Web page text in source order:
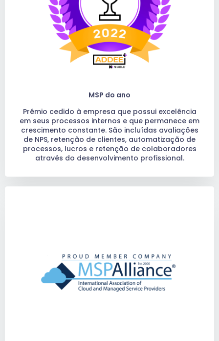
MSP do ano
Prêmio cedido à empresa que possui excelência
em seus processos internos e que permanece em
crescimento constante. São incluídas avaliações
de NPS, retenção de clientes, automatização de
processos, lucros e retenção de colaboradores
através do desenvolvimento profissional.